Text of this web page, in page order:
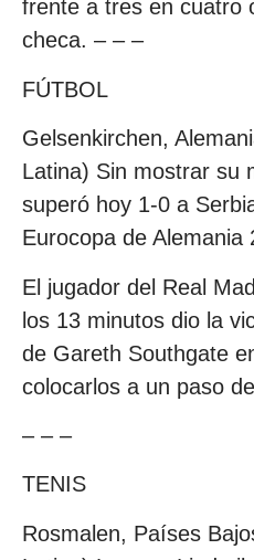
frente a tres en cuatro
checa. – – –
FÚTBOL
Gelsenkirchen,
Latina) Sin mostrar su
superó hoy 1-0 a
Eurocopa de Alemania
El jugador del Real
los 13 minutos dio la
de Gareth Southgate
colocarlos a un paso
– – –
TENIS
Rosmalen, Países